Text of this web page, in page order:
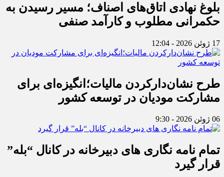
بلوغ نهادی اتاق‌های اصناف؛ مسیر رسیدن به
حکمرانی مطلوب و کارآمد صنفی
17 ژوئن 2026 - 12:04
طرح نشان‌دارکردن مالیات؛انگیزه‌ای برای
مشارکت مودیان در توسعه کشور
06 ژوئن 2026 - 9:30
تمام نامه نگاری های دبیرخانه در کانال “بله”
قرار گیرد